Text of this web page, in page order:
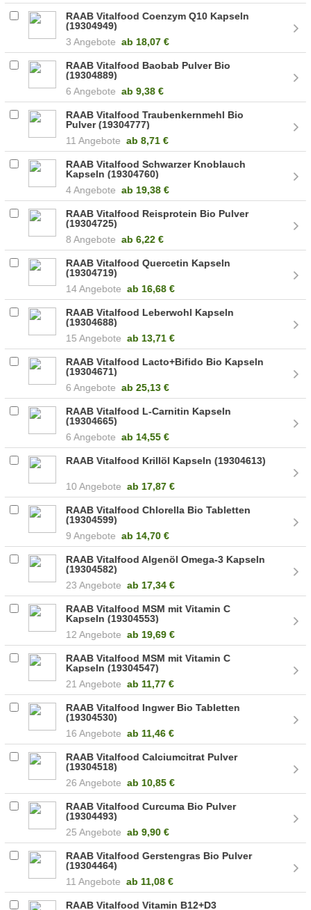
RAAB Vitalfood Coenzym Q10 Kapseln
(19304949)
3 Angebote ab 18,07 €
RAAB Vitalfood Baobab Pulver Bio
(19304889)
6 Angebote ab 9,38 €
RAAB Vitalfood Traubenkernmehl Bio
Pulver (19304777)
11 Angebote ab 8,71 €
RAAB Vitalfood Schwarzer Knoblauch
Kapseln (19304760)
4 Angebote ab 19,38 €
RAAB Vitalfood Reisprotein Bio Pulver
(19304725)
8 Angebote ab 6,22 €
RAAB Vitalfood Quercetin Kapseln
(19304719)
14 Angebote ab 16,68 €
RAAB Vitalfood Leberwohl Kapseln
(19304688)
15 Angebote ab 13,71 €
RAAB Vitalfood Lacto+Bifido Bio Kapseln
(19304671)
6 Angebote ab 25,13 €
RAAB Vitalfood L-Carnitin Kapseln
(19304665)
6 Angebote ab 14,55 €
RAAB Vitalfood Krillöl Kapseln (19304613)
10 Angebote ab 17,87 €
RAAB Vitalfood Chlorella Bio Tabletten
(19304599)
9 Angebote ab 14,70 €
RAAB Vitalfood Algenöl Omega-3 Kapseln
(19304582)
23 Angebote ab 17,34 €
RAAB Vitalfood MSM mit Vitamin C
Kapseln (19304553)
12 Angebote ab 19,69 €
RAAB Vitalfood MSM mit Vitamin C
Kapseln (19304547)
21 Angebote ab 11,77 €
RAAB Vitalfood Ingwer Bio Tabletten
(19304530)
16 Angebote ab 11,46 €
RAAB Vitalfood Calciumcitrat Pulver
(19304518)
26 Angebote ab 10,85 €
RAAB Vitalfood Curcuma Bio Pulver
(19304493)
25 Angebote ab 9,90 €
RAAB Vitalfood Gerstengras Bio Pulver
(19304464)
11 Angebote ab 11,08 €
RAAB Vitalfood Vitamin B12+D3